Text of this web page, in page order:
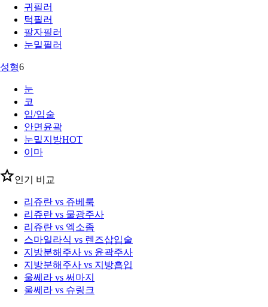
귀필러
턱필러
팔자필러
눈밑필러
성형6
눈
코
입/입술
안면윤곽
눈밑지방HOT
이마
인기 비교
리쥬란 vs 쥬베룩
리쥬란 vs 물광주사
리쥬란 vs 엑소좀
스마일라식 vs 렌즈삽입술
지방분해주사 vs 윤곽주사
지방분해주사 vs 지방흡입
울쎄라 vs 써마지
울쎄라 vs 슈링크